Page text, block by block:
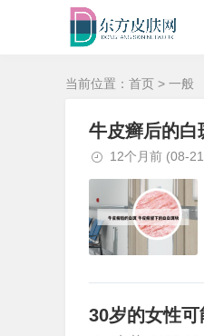
当前位置： 首页 > 一般
牛皮癣后的白
12个月前 (08-
30岁的女性